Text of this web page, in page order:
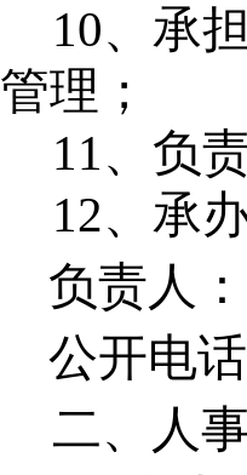
10、承
管理；
11、负
12、承
负责人
公开电话
二、人